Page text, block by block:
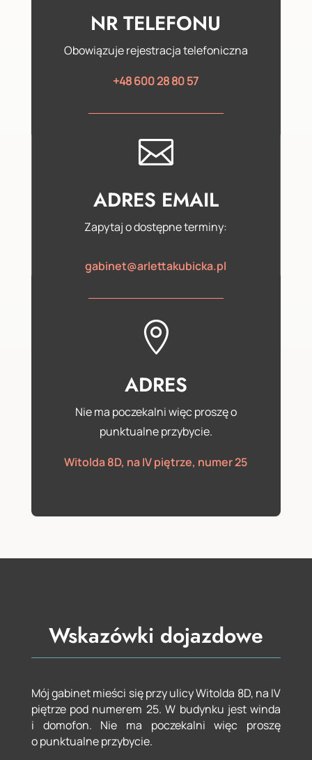
NR TELEFONU
Obowiązuje rejestracja telefoniczna
+48 600 28 80 57

ADRES EMAIL
Zapytaj o dostępne terminy:
gabinet@arlettakubicka.pl

ADRES
Nie ma poczekalni więc proszę o
punktualne przybycie.
Witolda 8D, na IV piętrze, numer 25
Wskazówki dojazdowe
Mój gabinet mieści się przy ulicy Witolda 8D, na IV
piętrze pod numerem 25. W budynku jest winda
i domofon. Nie ma poczekalni więc proszę
o punktualne przybycie.